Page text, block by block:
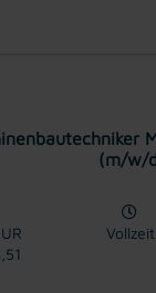
(m/w/
Vollzeit